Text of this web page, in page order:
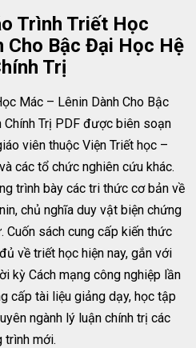
Trình Triết Học
Cho Bậc Đại Học Hệ
Trị
Mác – Lênin Dành Cho Bậc
Trị PDF được biên soạn
viên thuộc Viện Triết học –
các tổ chức nghiên cứu khác.
trình bày các tri thức cơ bản về
chủ nghĩa duy vật biện chứng
Cuốn sách cung cấp kiến thức
về triết học hiện nay, gắn với
kỳ Cách mạng công nghiệp lần
cấp tài liệu giảng dạy, học tập
ngành lý luận chính trị các
trình mới.